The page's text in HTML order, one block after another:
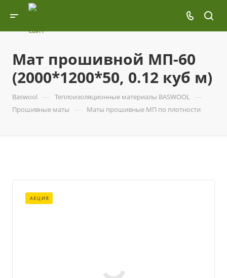
Мат прошивной МП-60
(2000*1200*50, 0.12 куб м)
Baswool — Теплоизоляционные материалы BASWOOL —
Прошивные маты — Маты прошивные МП по плотности
АКЦИЯ